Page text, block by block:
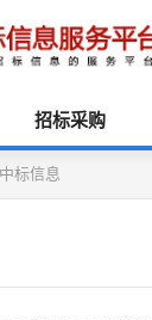
招标采购
中标信息